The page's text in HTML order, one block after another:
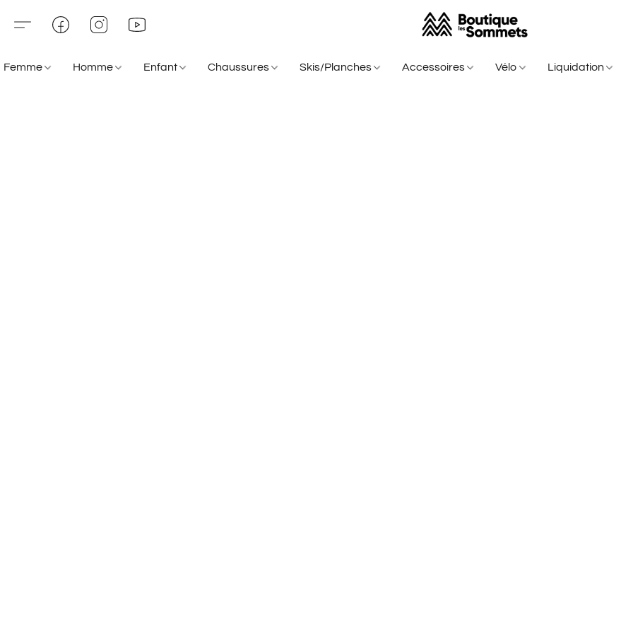
Femme Homme Enfant Chaussures Skis/Planches Accessoires Vélo Liquidation